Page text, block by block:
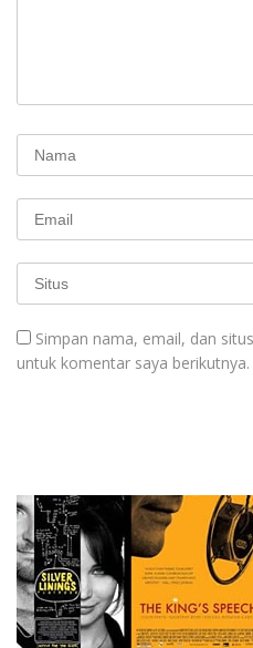
Simpan nama, email, dan
untuk komentar saya berikutnya.